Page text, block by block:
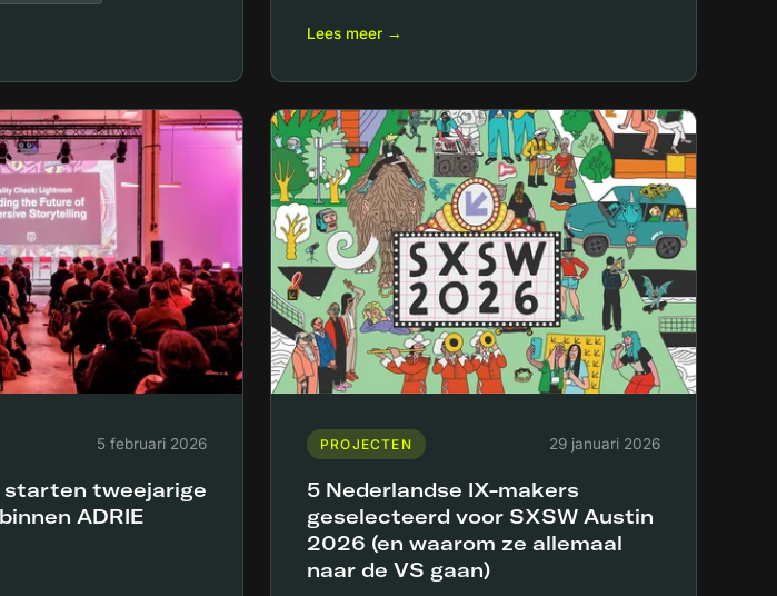
Lees meer →
5 februari 2026
tweejarige
ADRIE
PROJECTEN 29 januari 2026
5 Nederlandse IX-makers
geselecteerd voor SXSW Austin
2026 (en waarom ze allemaal
naar de VS gaan)